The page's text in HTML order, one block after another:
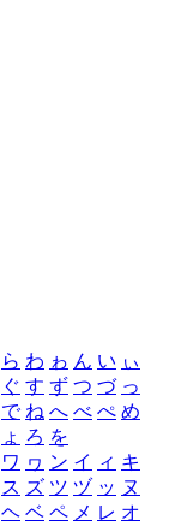
ら わ ゎ ん い ぃ
ぐ す ず つ づ っ
で ね へ べ ぺ め
ょ ろ を
ワ ヮ ン イ ィ キ
ス ズ ツ ヅ ッ ヌ
ヘ ベ ペ メ レ オ